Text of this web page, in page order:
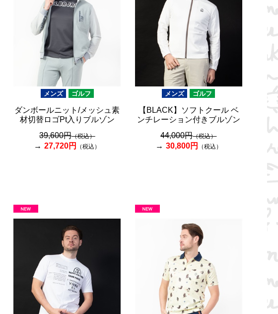
メンズ ゴルフ
ダンボールニット/メッシュ素
材切替ロゴPt入りブルゾン
39,600円（税込）
27,720円 （税込）
メンズ ゴルフ
【BLACK】ソフトクール ベ
ンチレーション付きブルゾン
44,000円（税込）
30,800円 （税込）